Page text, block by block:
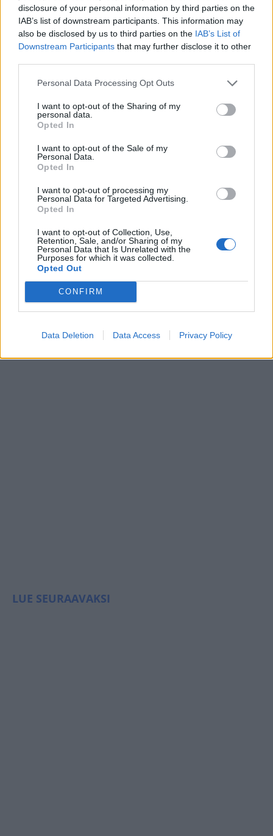
disclosure of your personal information by third parties on the
IAB’s list of downstream participants. This information may
also be disclosed by us to third parties on the IAB’s List of
Downstream Participants that may further disclose it to other
Personal Data Processing Opt Outs
I want to opt-out of the Sharing of my
personal data.
Opted In
I want to opt-out of the Sale of my
Personal Data.
Opted In
I want to opt-out of processing my
Personal Data for Targeted Advertising.
Opted In
I want to opt-out of Collection, Use,
Retention, Sale, and/or Sharing of my
Personal Data that Is Unrelated with the
Purposes for which it was collected.
Opted Out
CONFIRM
Data Deletion Data Access Privacy Policy
Heräsikö ajatuksia? Kerro mielipiteesi.Tutustu kuitenkin
sääntöihin.
✨ Nimikone
KOMMENTTIA
LUE SEURAAVAKSI